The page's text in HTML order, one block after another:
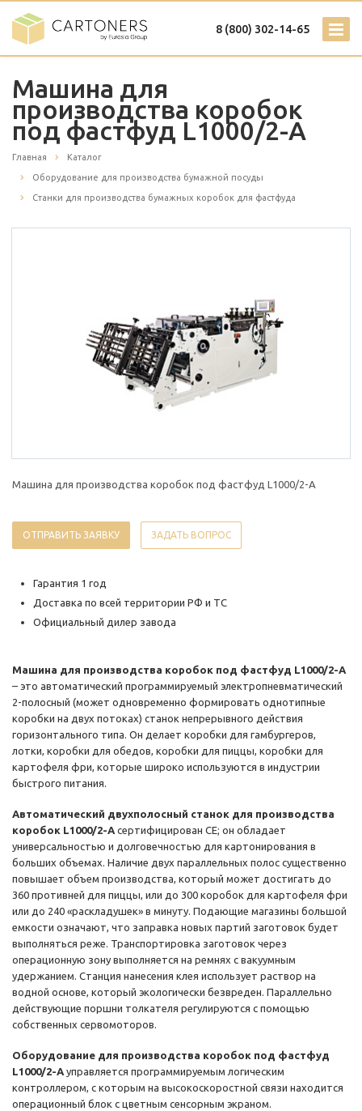
8 (800) 302-14-65
Машина для
производства коробок
под фастфуд L1000/2-A
Главная Каталог
Оборудование для производства бумажной посуды
Станки для производства бумажных коробок для фастфуда
Машина для производства коробок под фастфуд L1000/2-A
ОТПРАВИТЬ ЗАЯВКУ ЗАДАТЬ ВОПРОС
Гарантия 1 год
Доставка по всей территории РФ и ТС
Официальный дилер завода
Машина для производства коробок под фастфуд L1000/2-A
– это автоматический программируемый электропневматический
2-полосный (может одновременно формировать однотипные
коробки на двух потоках) станок непрерывного действия
горизонтального типа. Он делает коробки для гамбургеров,
лотки, коробки для обедов, коробки для пиццы, коробки для
картофеля фри, которые широко используются в индустрии
быстрого питания.
Автоматический двухполосный станок для производства
коробок L1000/2-A сертифицирован CE; он обладает
универсальностью и долговечностью для картонирования в
больших объемах. Наличие двух параллельных полос существенно
повышает объем производства, который может достигать до
360 противней для пиццы, или до 300 коробок для картофеля фри
или до 240 «раскладушек» в минуту. Подающие магазины большой
емкости означают, что заправка новых партий заготовок будет
выполняться реже. Транспортировка заготовок через
операционную зону выполняется на ремнях с вакуумным
удержанием. Станция нанесения клея использует раствор на
водной основе, который экологически безвреден. Параллельно
действующие поршни толкателя регулируются с помощью
собственных сервомоторов.
Оборудование для производства коробок под фастфуд
L1000/2-A управляется программируемым логическим
контроллером, с которым на высокоскоростной связи находится
операционный блок с цветным сенсорным экраном.